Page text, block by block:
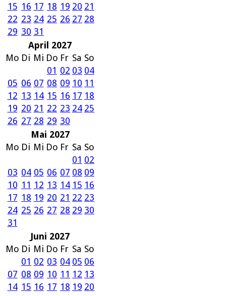
15 16 17 18 19 20 21
22 23 24 25 26 27 28
29 30 31
April 2027
Mo Di Mi Do Fr Sa So
01 02 03 04
05 06 07 08 09 10 11
12 13 14 15 16 17 18
19 20 21 22 23 24 25
26 27 28 29 30
Mai 2027
Mo Di Mi Do Fr Sa So
01 02
03 04 05 06 07 08 09
10 11 12 13 14 15 16
17 18 19 20 21 22 23
24 25 26 27 28 29 30
31
Juni 2027
Mo Di Mi Do Fr Sa So
01 02 03 04 05 06
07 08 09 10 11 12 13
14 15 16 17 18 19 20